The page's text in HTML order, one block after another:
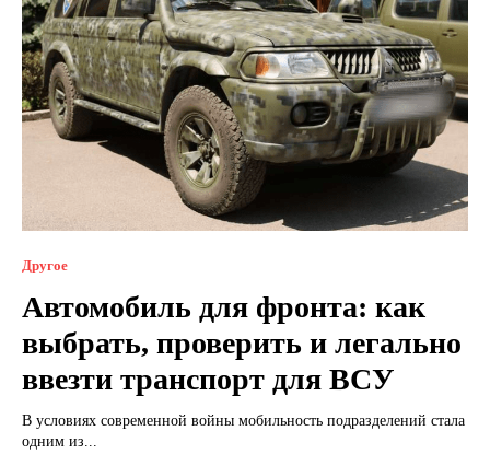
Другое
Автомобиль для фронта: как
выбрать, проверить и легально
ввезти транспорт для ВСУ
В условиях современной войны мобильность подразделений стала
одним из...